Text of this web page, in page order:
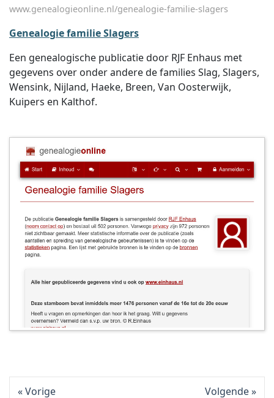
www.genealogieonline.nl/genealogie-familie-slagers
Genealogie familie Slagers
Een genealogische publicatie door RJF Enhaus met
gegevens over onder andere de families Slag, Slagers,
Wensink, Nijland, Haeke, Breen, Van Oosterwijk,
Kuipers en Kalthof.
Vorige Volgende